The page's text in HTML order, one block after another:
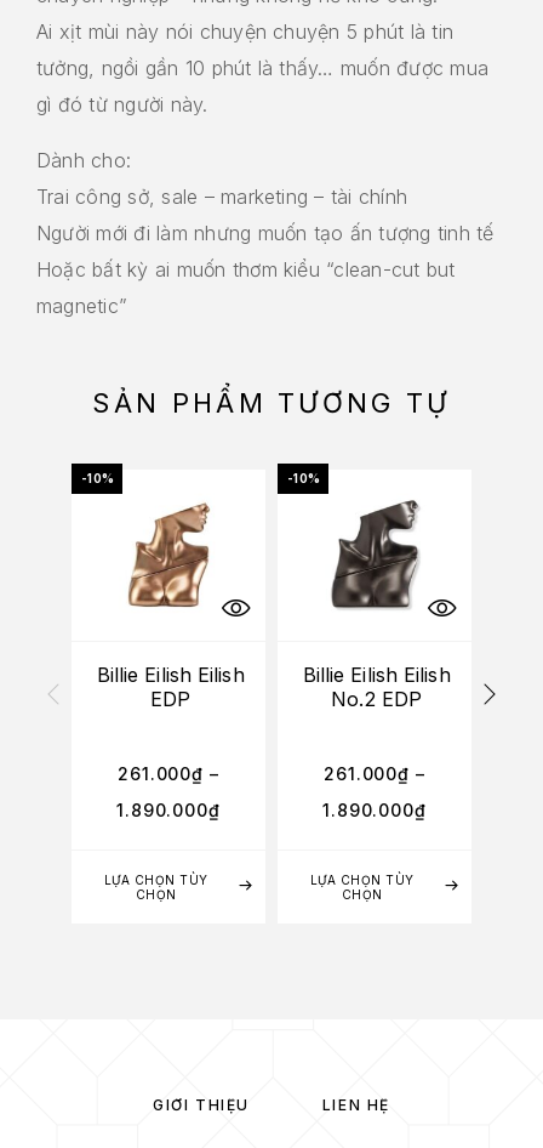
Ai xịt mùi này nói chuyện chuyện 5 phút là tin
tưởng, ngồi gần 10 phút là thấy… muốn được mua
gì đó từ người này.
Dành cho:
Trai công sở, sale – marketing – tài chính
Người mới đi làm nhưng muốn tạo ấn tượng tinh tế
Hoặc bất kỳ ai muốn thơm kiểu “clean-cut but
magnetic”
SẢN PHẨM TƯƠNG TỰ
-10%
LỰA CHỌN TÙY
CHỌN
Billie Eilish Eilish
EDP
261.000₫ –
1.890.000₫
-10%
LỰA CHỌN TÙY
CHỌN
Billie Eilish Eilish
No.2 EDP
261.000₫ –
1.890.000₫
GIỚI THIỆU LIÊN HỆ